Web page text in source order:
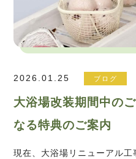
2026.01.25 ブログ
大浴場改装期間中の
なる特典のご案内
現在、大浴場リニューアル